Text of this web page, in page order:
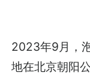
2023年9月，
地在北京朝阳